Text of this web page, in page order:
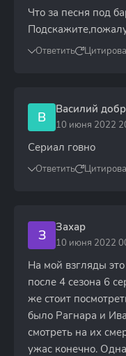
Что за песня под
Ответить
В Василий
10 июня 2022
Сериал говно
Ответить
З Захар
10 июня 2022
На мой взгляды
после 4 сезона 6
же стоит
было Рагнара и
смотреть на их
ужас конечно.